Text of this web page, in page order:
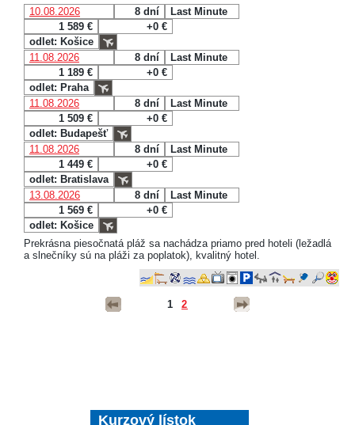
10.08.2026
8 dní
Last Minute
1 589 €
+0 €
odlet: Košice
11.08.2026
8 dní
Last Minute
1 189 €
+0 €
odlet: Praha
11.08.2026
8 dní
Last Minute
1 509 €
+0 €
odlet: Budapešť
11.08.2026
8 dní
Last Minute
1 449 €
+0 €
odlet: Bratislava
13.08.2026
8 dní
Last Minute
1 569 €
+0 €
odlet: Košice
Prekrásna piesočnatá pláž sa nachádza priamo pred hoteli (ležadlá
a slnečníky sú na pláži za poplatok), kvalitný hotel.
1 2
Kurzový lístok